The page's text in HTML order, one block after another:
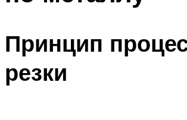
Принцип
резки